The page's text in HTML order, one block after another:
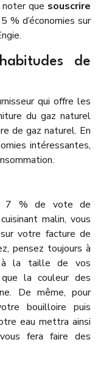
que souscrire
% d’économies sur
de
qui offre les
du gaz naturel
de gaz naturel. En
intéressantes,
7 % de vote de
malin, vous
votre facture de
pensez toujours à
à la taille de vos
la couleur des
De même, pour
bouilloire puis
eau mettra ainsi
fera faire des